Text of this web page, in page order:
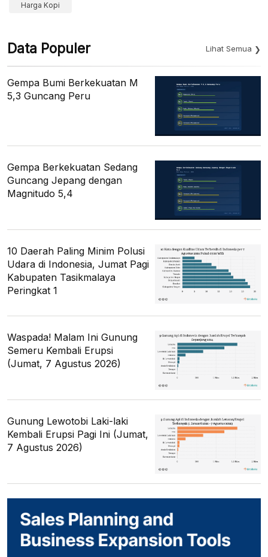
Harga Kopi
Data Populer Lihat Semua
Gempa Bumi Berkekuatan M
5,3 Guncang Peru
Gempa Berkekuatan Sedang
Guncang Jepang dengan
Magnitudo 5,4
10 Daerah Paling Minim Polusi
Udara di Indonesia, Jumat Pagi
Kabupaten Tasikmalaya
Peringkat 1
Waspada! Malam Ini Gunung
Semeru Kembali Erupsi
(Jumat, 7 Agustus 2026)
Gunung Lewotobi Laki-laki
Kembali Erupsi Pagi Ini (Jumat,
7 Agustus 2026)